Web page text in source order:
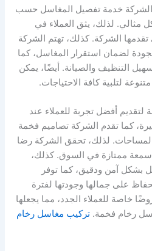
الشركة خدمة تفصيل المغاسل حسب
لذلك، يثق العملاء في
الشركة. كذلك، تهتم الشركة
لضمان استقرار المغاسل، كما
التنظيف والصيانة. أيضًا، يمكن
لتلبية كافة الاحتياجات.
أفضل تجربة للعملاء عند
كما تقدم الشركة تصاميم فخمة
لذلك، تحقق الشركة رضا
سمعة ممتازة في السوق. كذلك،
بشكل آمن ودقيق، كما توفر
على جمالها وجودتها لفترة
خاصة للعملاء الجدد، مما يجعلها
رخام فخمة.تركيب مغاسل رخام